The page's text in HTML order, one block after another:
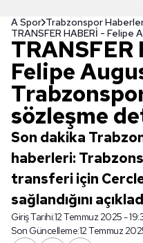
A Spor Trabzonspor
TRANSFER
Felipe
sözleşme
Son dakika
haberleri:
transferi için
sağlandığını
Giriş Tarihi:12 Temmuz 2025 -
Son Güncelleme:12 Temmuz